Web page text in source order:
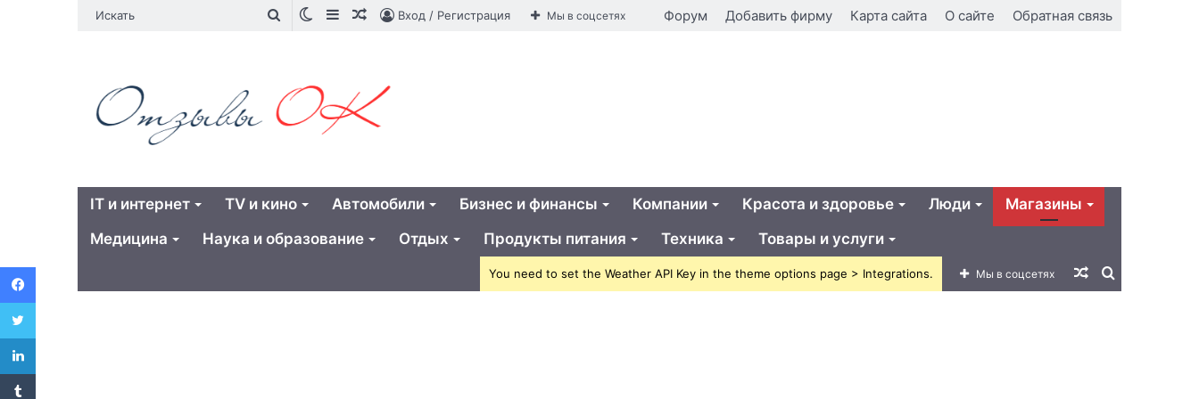
Искать SwitchSidebarСлучайная
Вход / Регистрация Мы в соцсетях Форум Добавить фирму Карта сайта О сайте Обратная связь
IT и интернет TV и кино Автомобили Бизнес и финансы Компании Красота и здоровье Люди
Магазины
Медицина
Наука и образование Отдых Продукты питания Техника
Товары и услуги
Искать
Случайная
Мы в соцсетях
You need to set the Weather API Key in the theme options page > Integrations.
Facebook
Twitter
LinkedIn
Tumblr